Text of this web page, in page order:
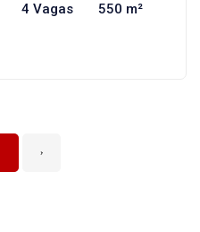
4 Vagas 550 m²
›